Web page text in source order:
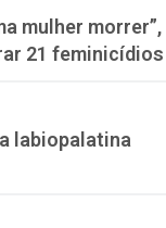
mulher morrer”,
21 feminicídios
labiopalatina